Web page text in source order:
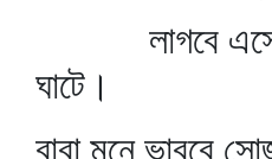
লাগবে এসে
ঘাটে।
বাবা মনে ভাববে